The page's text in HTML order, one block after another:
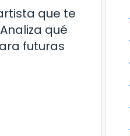
que te
qué
futuras